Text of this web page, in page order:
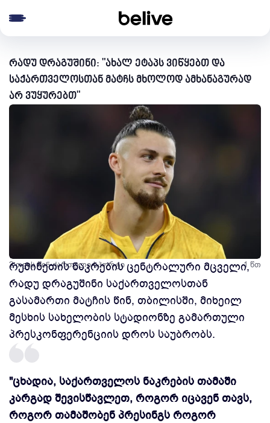
რადუ დრაგუშინი: "ახალ ეტაპს ვიწყებთ და
საქართველოსთან მატჩს მხოლოდ ამხანაგურად
არ ვუყურებთ"
2 თვის წინ ქართული სპორტი 1 წთ
რუმინეთის ნაკრების ცენტრალური მცველი,
რადუ დრაგუშინი საქართველოსთან
გასამართი მატჩის წინ, თბილისში, მიხეილ
მესხის სახელობის სტადიონზე გამართული
პრესკონფერენციის დროს საუბრობს.
"ცხადია, საქართველოს ნაკრების თამაში
კარგად შევისწავლეთ, როგორ იცავენ თავს,
როგორ თამაშობენ პრესინგს როგორ